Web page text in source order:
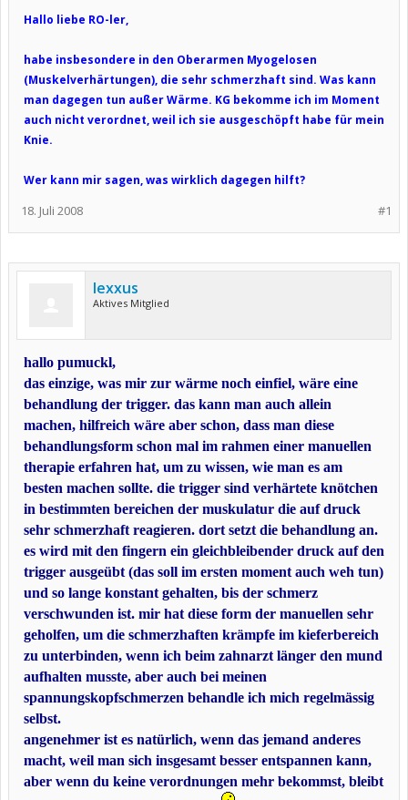
Hallo liebe RO-ler,
habe insbesondere in den Oberarmen Myogelosen
(Muskelverhärtungen), die sehr schmerzhaft sind. Was kann
man dagegen tun außer Wärme. KG bekomme ich im Moment
auch nicht verordnet, weil ich sie ausgeschöpft habe für mein
Knie.
Wer kann mir sagen, was wirklich dagegen hilft?
#1
18. Juli 2008
lexxus
Aktives Mitglied
hallo pumuckl,
das einzige, was mir zur wärme noch einfiel, wäre eine
behandlung der trigger. das kann man auch allein
machen, hilfreich wäre aber schon, dass man diese
behandlungsform schon mal im rahmen einer manuellen
therapie erfahren hat, um zu wissen, wie man es am
besten machen sollte. die trigger sind verhärtete knötchen
in bestimmten bereichen der muskulatur die auf druck
sehr schmerzhaft reagieren. dort setzt die behandlung an.
es wird mit den fingern ein gleichbleibender druck auf den
trigger ausgeübt (das soll im ersten moment auch weh tun)
und so lange konstant gehalten, bis der schmerz
verschwunden ist. mir hat diese form der manuellen sehr
geholfen, um die schmerzhaften krämpfe im kieferbereich
zu unterbinden, wenn ich beim zahnarzt länger den mund
aufhalten musste, aber auch bei meinen
spannungskopfschmerzen behandle ich mich regelmässig
selbst.
angenehmer ist es natürlich, wenn das jemand anderes
macht, weil man sich insgesamt besser entspannen kann,
aber wenn du keine verordnungen mehr bekommst, bleibt